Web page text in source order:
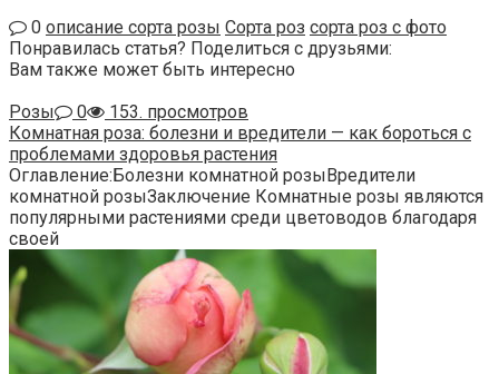
0 описание сорта розы Сорта роз сорта роз с фото
Понравилась статья? Поделиться с друзьями:
Вам также может быть интересно
Розы
0
153. просмотров
Комнатная роза: болезни и вредители — как бороться с
проблемами здоровья растения
Оглавление:Болезни комнатной розыВредители
комнатной розыЗаключение Комнатные розы являются
популярными растениями среди цветоводов благодаря
своей